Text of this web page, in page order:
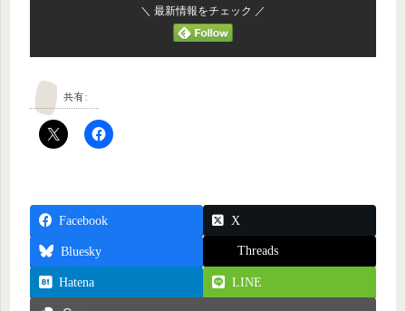
＼ 最新情報をチェック ／
共有:
Facebook X
Bluesky Threads
Hatena LINE